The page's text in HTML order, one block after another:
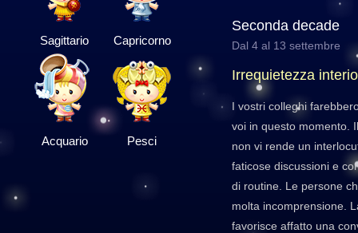
Sagittario Capricorno
Acquario Pesci
Seconda decade
Dal 4 al 13 settembre
Irrequietezza
I vostri colleghi
voi in questo momento.
non vi rende un
faticose discussioni e
di routine. Le persone
molta incomprensione.
favorisce affatto una